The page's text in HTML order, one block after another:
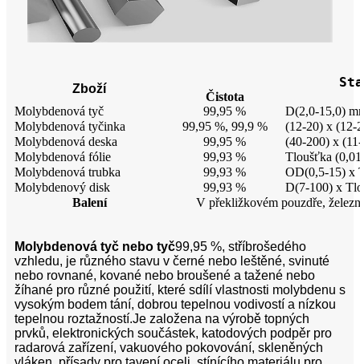
Zboží
Čistota
Molybdenová tyč
99,95 %
D(2,0-15,0)
Molybdenová tyčinka
99,95 %, 99,9 %
(12-20) x
Molybdenová deska
99,95 %
(40-200) x
Molybdenová fólie
99,93 %
Tloušťka
Molybdenová trubka
99,93 %
OD(0,5-15) x
Molybdenový disk
99,93 %
D(7-100) x
Balení
V překližkovém pouzdře,
Molybdenová tyč nebo tyč99,95 %, stříbrošedého
vzhledu, je různého stavu v černé nebo leštěné, svinuté
nebo rovnané, kované nebo broušené a tažené nebo
žíhané pro různé použití, které sdílí vlastnosti molybdenu s
vysokým bodem tání, dobrou tepelnou vodivostí a nízkou
tepelnou roztažností.Je založena na výrobě topných
prvků, elektronických součástek, katodových podpěr pro
radarová zařízení, vakuového pokovování, skleněných